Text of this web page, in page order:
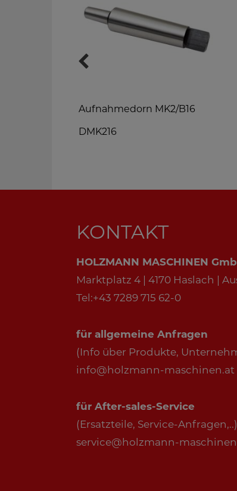
Aufnahmedorn MK2/B16
DMK216
KONTAKT
HOLZMANN MASCHINEN
Marktplatz 4 | 4170 Haslach |
Tel:+43 7289 715 62-0
für allgemeine Anfragen
(Info über Produkte,
info@holzmann-maschinen.at
für After-sales-Service
(Ersatzteile, Service-
service@holzmann-